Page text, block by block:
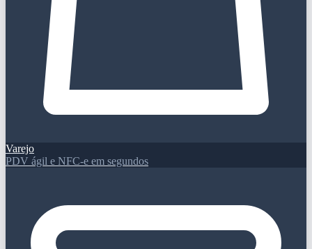
Varejo
PDV ágil e NFC-e em segundos